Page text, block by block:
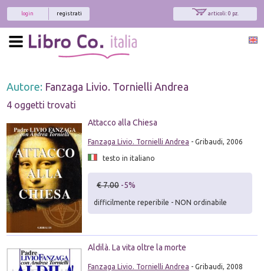
articoli: 0 pz.
registrati
login
Autore: Fanzaga Livio. Tornielli Andrea
4 oggetti trovati
Attacco alla Chiesa
Fanzaga Livio. Tornielli Andrea - Gribaudi, 2006
testo in italiano
€ 7.00 -5%
difficilmente reperibile - NON ordinabile
Aldilà. La vita oltre la morte
Fanzaga Livio. Tornielli Andrea - Gribaudi, 2008